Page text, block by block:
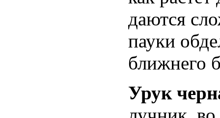
даются
пауки
ближнего
Урук